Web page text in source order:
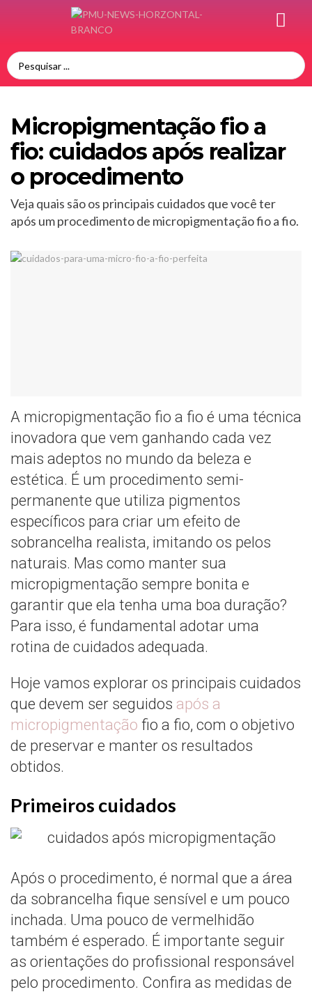
Micropigmentação fio a
fio: cuidados após realizar
o procedimento
Veja quais são os principais cuidados que você ter
após um procedimento de micropigmentação fio a fio.
A micropigmentação fio a fio é uma técnica
inovadora que vem ganhando cada vez
mais adeptos no mundo da beleza e
estética. É um procedimento semi-
permanente que utiliza pigmentos
específicos para criar um efeito de
sobrancelha realista, imitando os pelos
naturais. Mas como manter sua
micropigmentação sempre bonita e
garantir que ela tenha uma boa duração?
Para isso, é fundamental adotar uma
rotina de cuidados adequada.
Hoje vamos explorar os principais cuidados
que devem ser seguidos após a
micropigmentação fio a fio, com o objetivo
de preservar e manter os resultados
obtidos.
Primeiros cuidados
Após o procedimento, é normal que a área
da sobrancelha fique sensível e um pouco
inchada. Uma pouco de vermelhidão
também é esperado. É importante seguir
as orientações do profissional responsável
pelo procedimento. Confira as medidas de